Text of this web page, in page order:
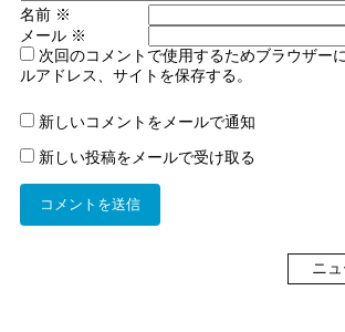
名前 ※
メール ※
次回のコメントで使用するためブラウザー
ルアドレス、サイトを保存する。
新しいコメントをメールで通知
新しい投稿をメールで受け取る
ニ